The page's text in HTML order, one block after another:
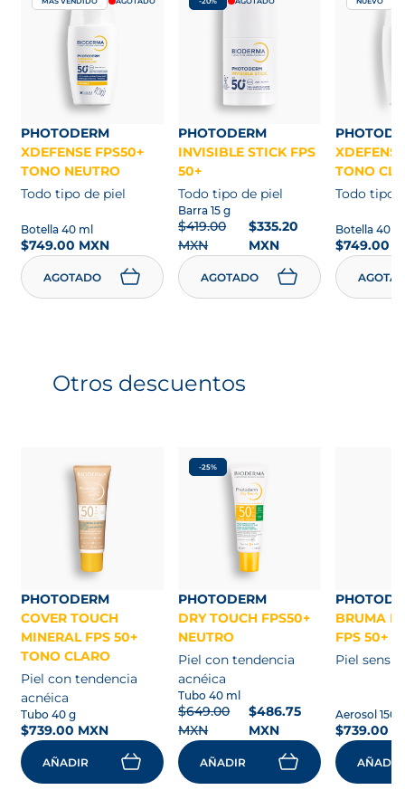
PHOTODERM
XDEFENSE FPS50+
TONO NEUTRO
Todo tipo de piel
Botella 40 ml
$749.00 MXN
AGOTADO
PHOTODERM
INVISIBLE STICK FPS
50+
Todo tipo de piel
Barra 15 g
$419.00
MXN
$335.20
MXN
AGOTADO
TONO
Todo tipo
Botella 40
$749.00
Otros descuentos
PHOTODERM
COVER TOUCH
MINERAL FPS 50+
TONO CLARO
Piel con tendencia
acnéica
Tubo 40 g
$739.00 MXN
AÑADIR
-25%
PHOTODERM
DRY TOUCH FPS50+
NEUTRO
Piel con tendencia
acnéica
Tubo 40 ml
$649.00
MXN
$486.75
MXN
AÑADIR
BRUMA
FPS 50+
Piel
Aerosol 150
$739.00
AÑADIR